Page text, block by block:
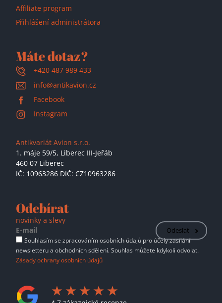
Affiliate program
Přihlášení administrátora
Máte dotaz?
+420 487 989 433
info@antikavion.cz
Facebook
Instagram
Antikvariát Avion s.r.o.
1. máje 59/5, Liberec III-Jeřáb
460 07 Liberec
IČ: 10963286 DIČ: CZ10963286
Odebírat
novinky a slevy
Odeslat
Souhlasím se zpracováním osobních údajů pro účely zasílání
newsletteru a obchodních sdělení. Souhlas můžete kdykoli odvolat.
Zásady ochrany osobních údajů